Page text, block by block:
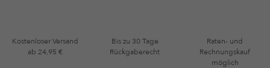
Kostenloser Versand
ab 24,95 €
Bis zu 30 Tage
Rückgaberecht
Raten- und
Rechnungskauf
möglich